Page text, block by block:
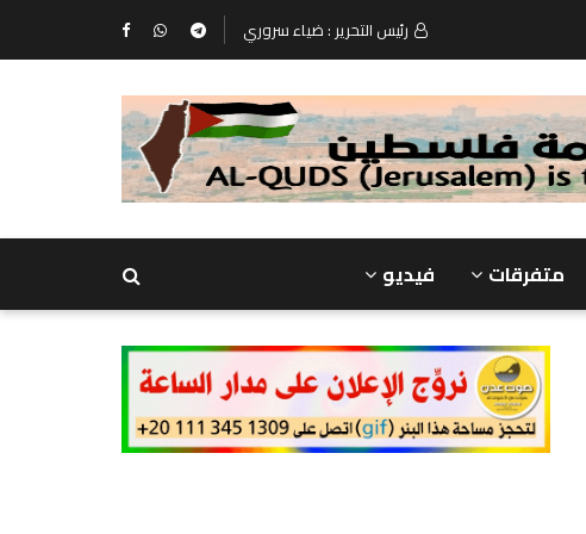
رئيس التحرير : ضياء سروري
متفرقات فيديو